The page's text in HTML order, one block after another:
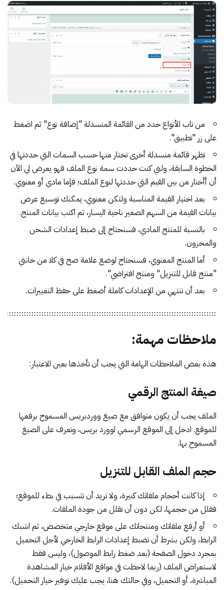
من تاب الأنواع حدد من القائمة المنسدلة "إضافة نوع" ثم اضغط
على زر "تطبيق".
تظهر قائمة منسدلة أخرى تختار منها حسب السمات التي حددتها في
الخطوة السابقة، ولني كنت حددت سمة نوع الملف فهو يعرض لي الآن
أن أأختار من بين القيم التي حددتها لنوع الملف؛ فإما مادي أو معنوي.
بعد اختيار القيمة المناسبة ولتكن معنوي، يمكنك توسيع عرض
بيانات القيمة من السهم الصغير ناحية اليسار، ثم اكتب بيانات المنتج.
بالنسبة للمنتح المادي، فسنحتاج إلى ضبط إعدادات الشحن
والمخزون.
أما المنتج المعنوي، فسنحتاج لوضع علامة صح في كلا من خانتي
"منتج قابل للتنزيل" ومنتج افتراضي".
بعد أن تنتهي من الإعدادات كاملة أضغط على حفظ التغييرات.
ملاحظات مهمة:
هذه بعض الملاحظات الهامة التي يجب أن تأخذها بعين الاعتبار:
صيغة المنتج الرقمي
الملف يجب أن يكون متوافق مع صيغ ووردبريس المسموح برفعها
للموقع. ادخل إلى الموقع الرسمي لوورد بريس، وتعرف على الصيغ
المسموح بها.
حجم الملف القابل للتنزيل
إذا كانت أحجام ملفاتك كبيرة، ولا تريد أن تتسبب في بطء للموقع؛
فقلل من حجمها، لكن دون أن تقلل من جودة الملفات.
أو أرفع ملفاتك ومنتجاتك على موقع خارجي متخصص، ثم اشبك
الرابط، ولكن بشرط أن تضبط إعدادات الرابط الخارجي لأجل التحميل
بمجرد دخول الصفحة (بعد ضغط رابط الموصول)، وليس فقط
لاستعراض الملف (ربما لاحظت في مواقع الأفلام خيار المشاهدة
المباشرة، أو التحميل، وفي حالتك هنا، يجب عليك توفير خيار التحميل).